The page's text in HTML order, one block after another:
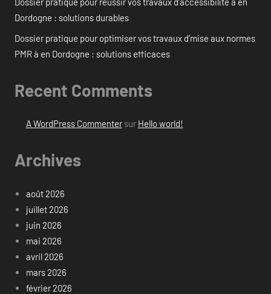
Dordogne : solutions durables
Dossier pratique pour optimiser vos travaux d’mise aux normes
PMR à en Dordogne : solutions efficaces
Recent Comments
A WordPress Commentersur Hello world!
Archives
août 2026
juillet 2026
juin 2026
mai 2026
avril 2026
mars 2026
février 2026